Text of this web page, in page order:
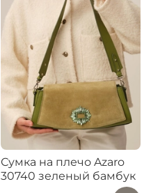
Сумка на плечо Azaro
30740 зеленый бамбук